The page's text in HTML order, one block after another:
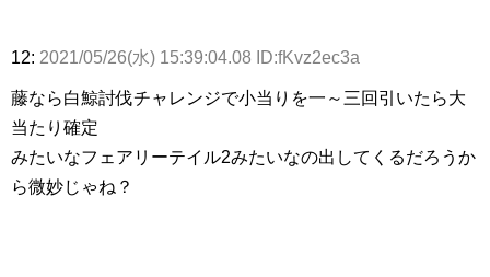
12: 2021/05/26(水) 15:39:04.08 ID:fKvz2ec3a
藤なら白鯨討伐チャレンジで小当りを一～三回引いたら大
当たり確定
みたいなフェアリーテイル2みたいなの出してくるだろうか
ら微妙じゃね？